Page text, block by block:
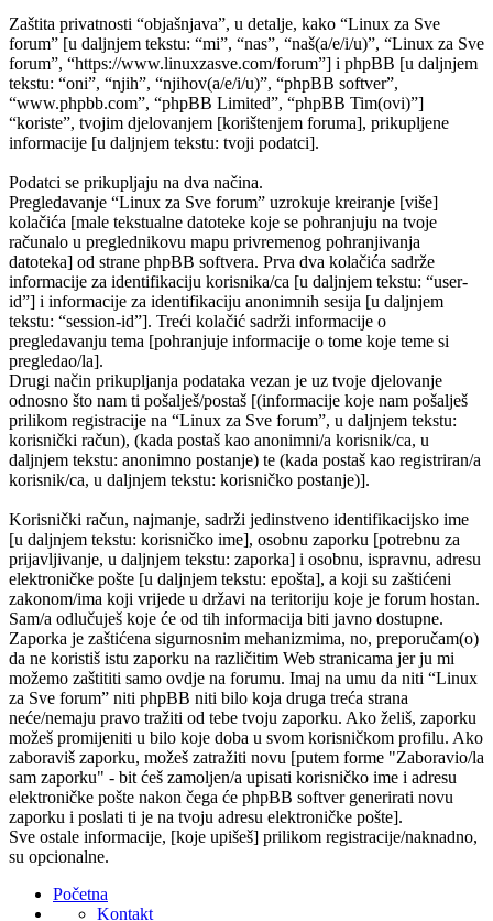
Zaštita privatnosti “objašnjava”, u detalje, kako “Linux za Sve
forum” [u daljnjem tekstu: “mi”, “nas”, “naš(a/e/i/u)”, “Linux za Sve
forum”, “https://www.linuxzasve.com/forum”] i phpBB [u daljnjem
tekstu: “oni”, “njih”, “njihov(a/e/i/u)”, “phpBB softver”,
“www.phpbb.com”, “phpBB Limited”, “phpBB Tim(ovi)”]
“koriste”, tvojim djelovanjem [korištenjem foruma], prikupljene
informacije [u daljnjem tekstu: tvoji podatci].
Podatci se prikupljaju na dva načina.
Pregledavanje “Linux za Sve forum” uzrokuje kreiranje [više]
kolačića [male tekstualne datoteke koje se pohranjuju na tvoje
računalo u preglednikovu mapu privremenog pohranjivanja
datoteka] od strane phpBB softvera. Prva dva kolačića sadrže
informacije za identifikaciju korisnika/ca [u daljnjem tekstu: “user-
id”] i informacije za identifikaciju anonimnih sesija [u daljnjem
tekstu: “session-id”]. Treći kolačić sadrži informacije o
pregledavanju tema [pohranjuje informacije o tome koje teme si
pregledao/la].
Drugi način prikupljanja podataka vezan je uz tvoje djelovanje
odnosno što nam ti pošalješ/postaš [(informacije koje nam pošalješ
prilikom registracije na “Linux za Sve forum”, u daljnjem tekstu:
korisnički račun), (kada postaš kao anonimni/a korisnik/ca, u
daljnjem tekstu: anonimno postanje) te (kada postaš kao registriran/a
korisnik/ca, u daljnjem tekstu: korisničko postanje)].
Korisnički račun, najmanje, sadrži jedinstveno identifikacijsko ime
[u daljnjem tekstu: korisničko ime], osobnu zaporku [potrebnu za
prijavljivanje, u daljnjem tekstu: zaporka] i osobnu, ispravnu, adresu
elektroničke pošte [u daljnjem tekstu: epošta], a koji su zaštićeni
zakonom/ima koji vrijede u državi na teritoriju koje je forum hostan.
Sam/a odlučuješ koje će od tih informacija biti javno dostupne.
Zaporka je zaštićena sigurnosnim mehanizmima, no, preporučam(o)
da ne koristiš istu zaporku na različitim Web stranicama jer ju mi
možemo zaštititi samo ovdje na forumu. Imaj na umu da niti “Linux
za Sve forum” niti phpBB niti bilo koja druga treća strana
neće/nemaju pravo tražiti od tebe tvoju zaporku. Ako želiš, zaporku
možeš promijeniti u bilo koje doba u svom korisničkom profilu. Ako
zaboraviš zaporku, možeš zatražiti novu [putem forme "Zaboravio/la
sam zaporku" - bit ćeš zamoljen/a upisati korisničko ime i adresu
elektroničke pošte nakon čega će phpBB softver generirati novu
zaporku i poslati ti je na tvoju adresu elektroničke pošte].
Sve ostale informacije, [koje upišeš] prilikom registracije/naknadno,
su opcionalne.
Početna
Kontakt